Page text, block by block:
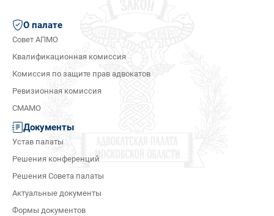
О палате
Совет АПМО
Квалификационная комиссия
Комиссия по защите прав адвокатов
Ревизионная комиссия
СМАМО
Документы
Устав палаты
Решения конференций
Решения Совета палаты
Актуальные документы
Формы документов